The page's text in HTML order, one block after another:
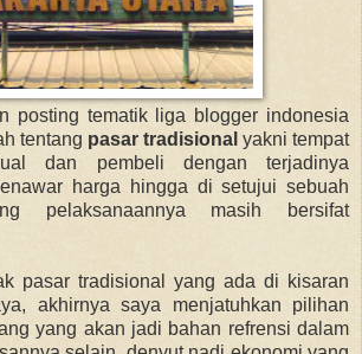
posting tematik liga blogger indonesia
tentang pasar tradisional yakni tempat
dan pembeli dengan terjadinya
harga hingga di setujui sebuah
pelaksanaannya masih bersifat
pasar tradisional yang ada di kisaran
akhirnya saya menjatuhkan pilihan
yang akan jadi bahan refrensi dalam